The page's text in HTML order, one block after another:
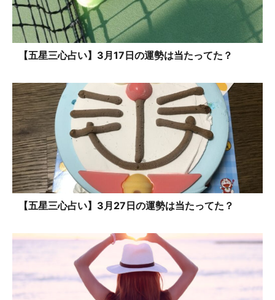
【五星三心占い】3月17日の運勢は当たってた？
【五星三心占い】3月27日の運勢は当たってた？